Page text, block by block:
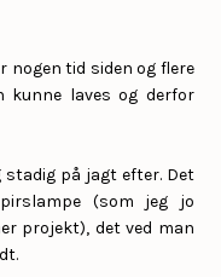
nogen tid siden og flere
kunne laves og derfor
på jagt efter. Det
(som jeg jo
projekt), det ved man